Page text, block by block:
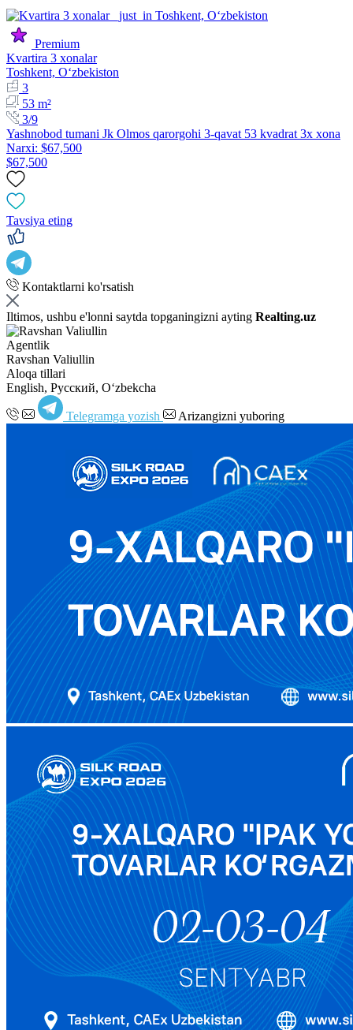
Premium
Kvartira 3 xonalar
Toshkent, Oʻzbekiston
3
53 m²
3/9
Yashnobod tumani Jk Olmos qarorgohi 3-qavat 53 kvadrat 3x xona
Narxi: $67,500
$67,500
Tavsiya eting
Kontaktlarni ko'rsatish
Iltimos, ushbu e'lonni saytda topganingizni ayting Realting.uz
Agentlik
Ravshan Valiullin
Aloqa tillari
English, Русский, Oʻzbekcha
Telegramga yozish Arizangizni yuboring